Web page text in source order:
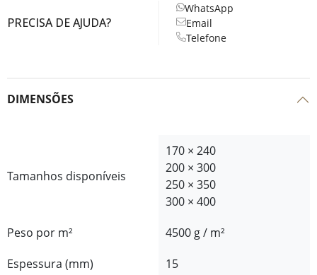
PRECISA DE AJUDA?
WhatsApp
Email
Telefone
DIMENSÕES
Tamanhos disponíveis
170 × 240
200 × 300
250 × 350
300 × 400
Peso por m²
4500 g / m²
Espessura (mm)
15